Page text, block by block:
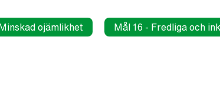
ojämlikhet Mål 16 - Fredliga och